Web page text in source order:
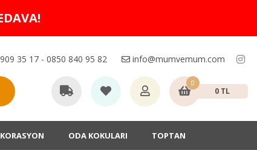
35 17 - 0850 840 95 82 info@mumvemum.com
0
0 TL
ODA KOKULARI TOPTAN